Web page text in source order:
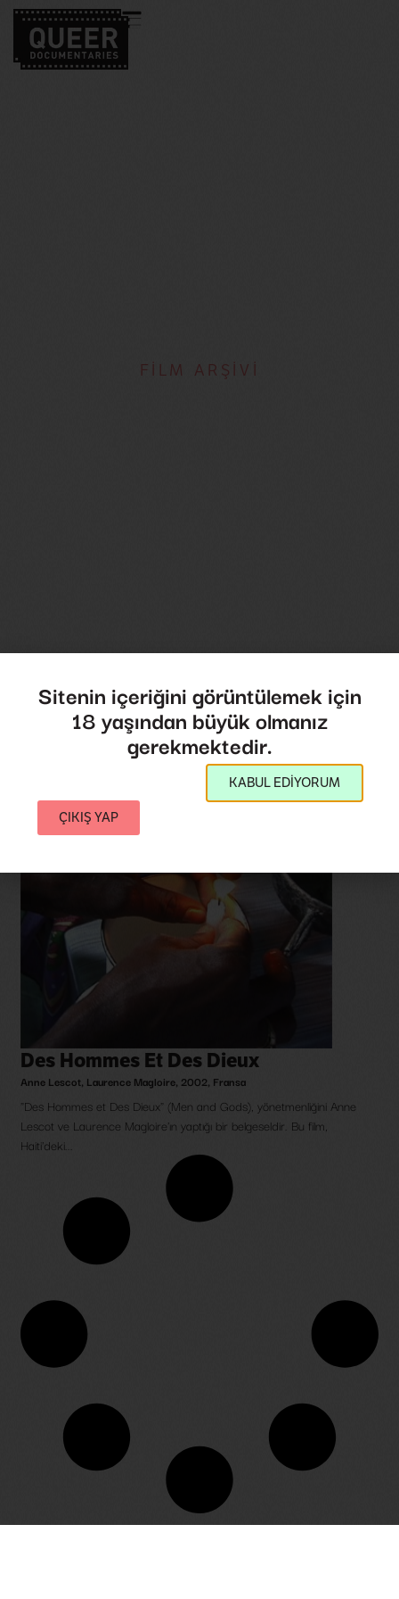
FİLM ARŞİVİ
Des Hommes Et Des Dieux
Anne Lescot, Laurence Magloire, 2002, Fransa
"Des Hommes et Des Dieux" (Men and Gods), yönetmenliğini Anne
Lescot ve Laurence Magloire'ın yaptığı bir belgeseldir. Bu film,
Haiti'deki...
Sitenin içeriğini görüntülemek için
18 yaşından büyük olmanız
gerekmektedir.
KABUL EDİYORUM
ÇIKIŞ YAP